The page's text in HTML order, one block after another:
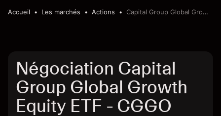
Accueil Les marchés Actions Capital Group Global Growth Equity ETF
Négociation Capital
Group Global Growth
Equity ETF - CGGO